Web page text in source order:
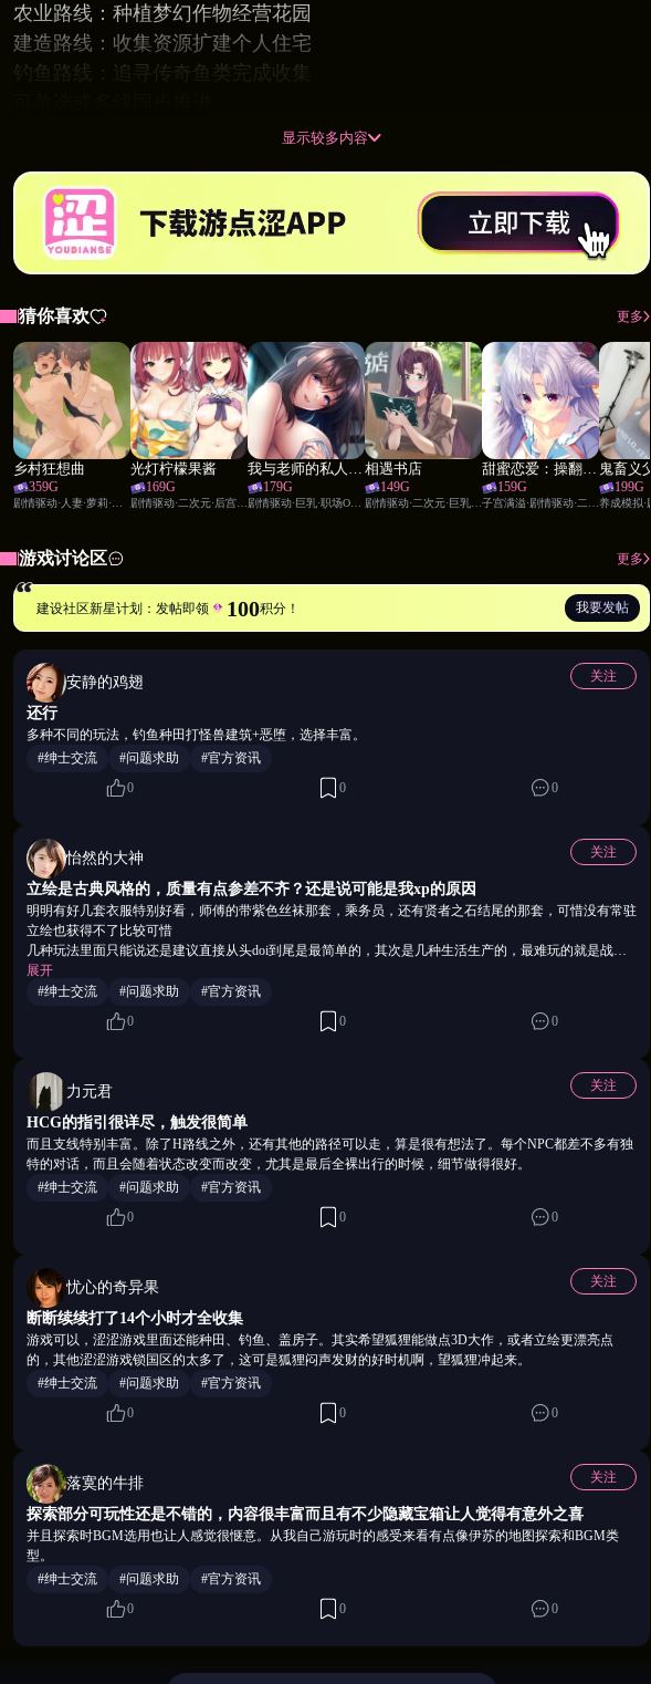
农业路线：种植梦幻作物经营花园
建造路线：收集资源扩建个人住宅
钓鱼路线：追寻传奇鱼类完成收集
【佣兵机制·战斗定制】
地下城路线专属系统：
四名佣兵可供雇佣
每名佣兵拥有独特天赋
自由组建战斗队伍
尝试不同战术风格搭配
非战斗向任务路线：
农业种植：培育稀有作物
资源收集：扩建住宅设施
鱼类追寻：挑战钓鱼成就
满足不同玩家偏好需求
【试炼之塔·极限挑战】
通关后追加内容：
系列高难度战斗关卡
考验玩家策略与配置
提供额外成就与奖励
面向追求挑战的玩家
显示较多内容
猜你喜欢 更多
乡村狂想曲
359G
光灯柠檬果酱
169G
我与老师的私人课程1
179G
相遇书店
149G
甜蜜恋爱：操翻静玖的处女穴
159G 199G
游戏讨论区 更多
建设社区新星计划：发帖即领 100积分！ 我要发帖
安静的鸡翅 关注
还行
多种不同的玩法，钓鱼种田打怪兽建筑+恶堕，选择丰富。
#绅士交流
#问题求助
#官方资讯
0
0 0
怡然的大神 关注
立绘是古典风格的，质量有点参差不齐？还是说可能是我xp的原因
明明有好几套衣服特别好看，师傅的带紫色丝袜那套，乘务员，还有贤者之石结尾的那套，可惜没有常驻
立绘也获得不了比较可惜
几种玩法里面只能说还是建议直接从头doi到尾是最简单的，其次是几种生活生产的，最难玩的就是战
斗，一如既往的用脚填的数值，要玩最好还是调整下数据
能不能别脱丝袜能不能别脱丝袜能不能别脱丝袜能不能别脱丝袜能不能别脱丝袜能不能别脱丝袜能不能别
脱丝袜能不能别脱丝袜能不能别脱丝袜能不能别脱丝袜能不能别脱丝袜能不能别脱丝袜能不能别脱丝袜能
丝袜能不能别脱丝袜能不能别脱丝袜
展开
#绅士交流
#问题求助
#官方资讯
0
0 0
力元君 关注
HCG的指引很详尽，触发很简单
而且支线特别丰富。除了H路线之外，还有其他的路径可以走，算是很有想法了。每个NPC都差不多有独
特的对话，而且会随着状态改变而改变，尤其是最后全裸出行的时候，细节做得很好。
#绅士交流
#问题求助
#官方资讯
0
0 0
忧心的奇异果 关注
断断续续打了14个小时才全收集
游戏可以，涩涩游戏里面还能种田、钓鱼、盖房子。其实希望狐狸能做点3D大作，或者立绘更漂亮点
的，其他涩涩游戏锁国区的太多了，这可是狐狸闷声发财的好时机啊，望狐狸冲起来。
#绅士交流
#问题求助
#官方资讯
0
0 0
落寞的牛排 关注
探索部分可玩性还是不错的，内容很丰富而且有不少隐藏宝箱让人觉得有意外之喜
并且探索时BGM选用也让人感觉很惬意。从我自己游玩时的感受来看有点像伊苏的地图探索和BGM类
型。
#绅士交流
#问题求助
#官方资讯
0
0 0